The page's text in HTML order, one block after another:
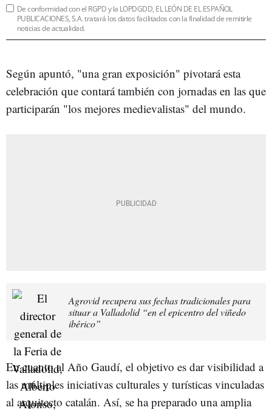
De conformidad con el RGPD y la LOPDGDD, EL LEÓN DE EL ESPAÑOL
PUBLICACIONES, S.A. tratará los datos facilitados con la finalidad de remitirle
noticias de actualidad.
Según apuntó, "una gran exposición" pivotará esta
celebración que contará también con jornadas en las que
participarán "los mejores medievalistas" del mundo.
Agrovid recupera sus fechas tradicionales para
situar a Valladolid “en el epicentro del viñedo
ibérico”
En cuanto al Año Gaudí, el objetivo es dar visibilidad a
las múltiples iniciativas culturales y turísticas vinculadas
al arquitecto catalán. Así, se ha preparado una amplia